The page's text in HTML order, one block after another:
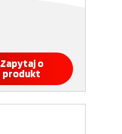
Zapytaj o
produkt